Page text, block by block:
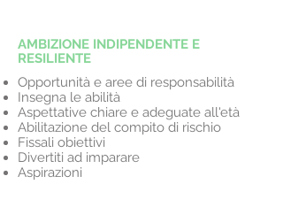
AMBIZIONE INDIPENDENTE E
RESILIENTE
Opportunità e aree di responsabilità
Insegna le abilità
Aspettative chiare e adeguate all'età
Abilitazione del compito di rischio
Fissali obiettivi
Divertiti ad imparare
Aspirazioni